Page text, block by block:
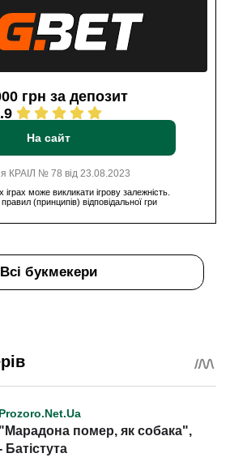
грн за депозит
На сайт
КРАІЛ № 78 від 23.08.2023
може викликати ігрову залежність.
(принципів) відповідальної гри
Всі букмекери